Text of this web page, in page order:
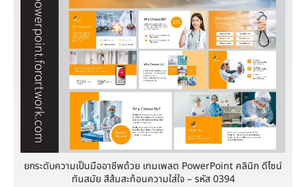
ยกระดับความเป็นมืออาชีพด้วย เทมเพลต PowerPoint คลินิก ดีไซน์
ทันสมัย สีส้มสะท้อนความใส่ใจ – รหัส 0394